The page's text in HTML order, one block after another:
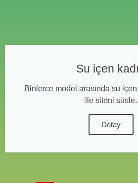
Su içen
Binlerce model arasında su içen
ile siteni süsle.
Detay